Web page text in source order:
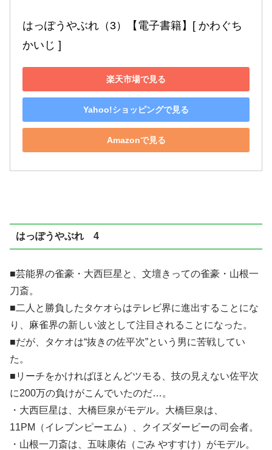
はっぽうやぶれ（3）【電子書籍】[ かわぐち
かいじ ]
楽天市場で見る
Yahoo!ショッピングで見る
Amazonで見る
はっぽうやぶれ 4
■芸能界の雀豪・大西巨星と、文壇きっての雀豪・山根一
刀斎。
■二人と勝負したタケオらはテレビ界に進出することにな
り、麻雀界の新しい波として注目されることになった。
■だが、タケオは“抜きの佐平次”という男に苦戦してい
た。
■リーチをかければほとんどツモる、技の見えない佐平次
に200万の負けがこんでいたのだ…。
・大西巨星は、大橋巨泉がモデル。大橋巨泉は、
11PM（イレブンピーエム）、クイズダービーの司会者。
・山根一刀斎は、五味康佑（ごみ やすすけ）がモデル。